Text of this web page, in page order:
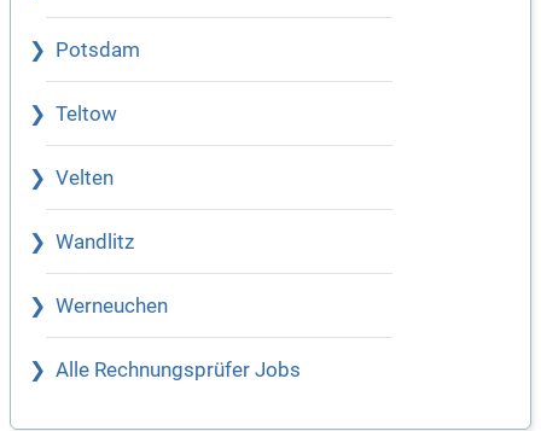
Potsdam
Teltow
Velten
Wandlitz
Werneuchen
Alle Rechnungsprüfer Jobs